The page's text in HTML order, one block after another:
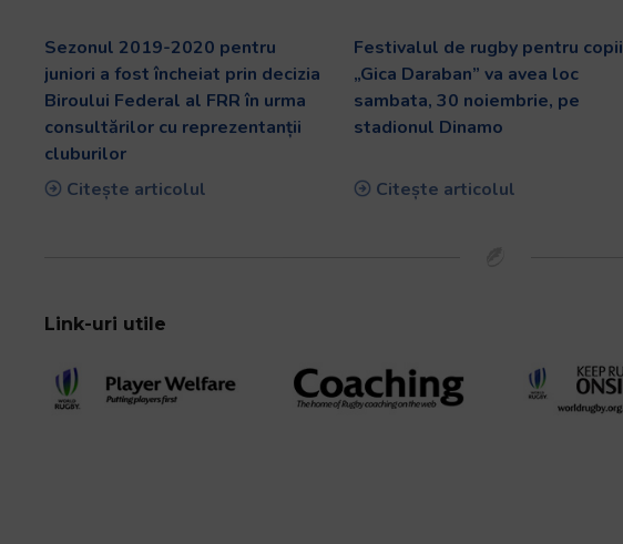
Sezonul 2019-2020 pentru
juniori a fost încheiat prin decizia
Biroului Federal al FRR în urma
consultărilor cu reprezentanții
cluburilor
Citește articolul
Festivalul de rugby pentru copii
„Gica Daraban” va avea loc
sambata, 30 noiembrie, pe
stadionul Dinamo
Citește articolul
Link-uri utile